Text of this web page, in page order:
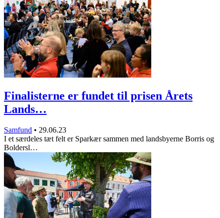
Finalisterne er fundet til prisen Årets
Lands…
Samfund • 29.06.23
I et særdeles tæt felt er Sparkær sammen med landsbyerne Borris og
Boldersl…